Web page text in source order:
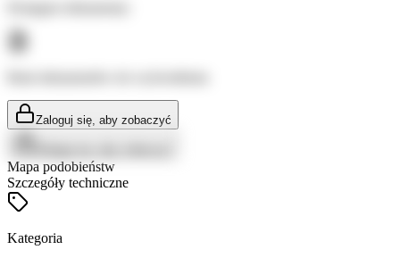
Zaloguj się, aby zobaczyć
Mapa podobieństw
Szczegóły techniczne
Kategoria